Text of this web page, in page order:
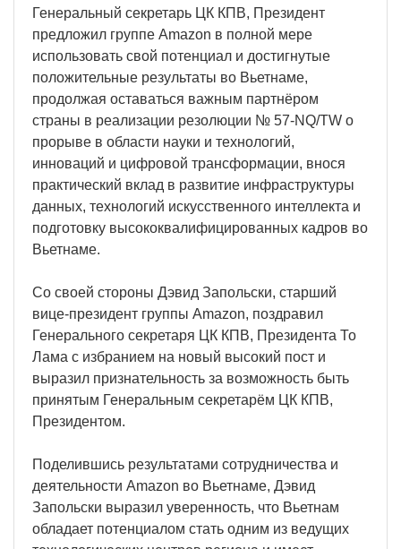
Генеральный секретарь ЦК КПВ, Президент
предложил группе Amazon в полной мере
использовать свой потенциал и достигнутые
положительные результаты во Вьетнаме,
продолжая оставаться важным партнёром
страны в реализации резолюции № 57-NQ/TW о
прорыве в области науки и технологий,
инноваций и цифровой трансформации, внося
практический вклад в развитие инфраструктуры
данных, технологий искусственного интеллекта и
подготовку высококвалифицированных кадров во
Вьетнаме.
Со своей стороны Дэвид Запольски, старший
вице-президент группы Amazon, поздравил
Генерального секретаря ЦК КПВ, Президента То
Лама с избранием на новый высокий пост и
выразил признательность за возможность быть
принятым Генеральным секретарём ЦК КПВ,
Президентом.
Поделившись результатами сотрудничества и
деятельности Amazon во Вьетнаме, Дэвид
Запольски выразил уверенность, что Вьетнам
обладает потенциалом стать одним из ведущих